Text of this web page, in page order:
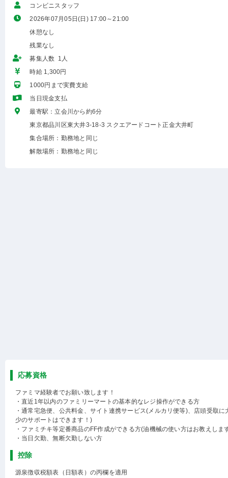
コンビニスタッフ
2026年07月05日(日) 17:00～21:00
休憩なし
残業なし
募集人数 1人
時給 1,300円
1000円まで実費支給
当日現金支払
最寄駅：立会川から約6分
東京都品川区東大井3-18-3 スクエアードコート正金大井町
集合場所：勤務地と同じ
解散場所：勤務地と同じ
応募資格
ファミマ経験者でお願い致します！
・直近1年以内のファミリーマートの基本的なレジ操作ができる方
・通常宅急便、公共料金、サイト連携サービス(メルカリ便等)、店頭受取
少のサポートはできます！)
・ファミチキ等定番商品のFF作成ができる方(油機械の使い方はお教えしま
・当日欠勤、無断欠勤しない方
控除
源泉徴収税額表（日額表）の丙欄を適用